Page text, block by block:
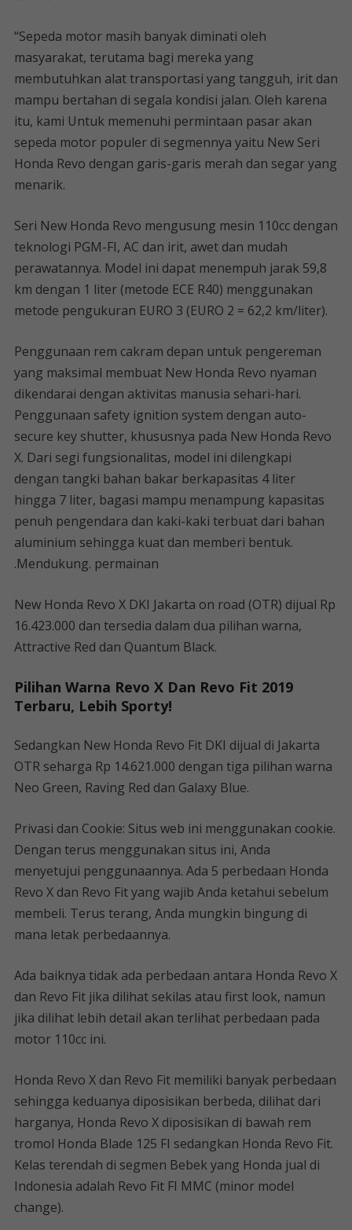
“Sepeda motor masih banyak diminati oleh
masyarakat, terutama bagi mereka yang
membutuhkan alat transportasi yang tangguh, irit dan
mampu bertahan di segala kondisi jalan. Oleh karena
itu, kami Untuk memenuhi permintaan pasar akan
sepeda motor populer di segmennya yaitu New Seri
Honda Revo dengan garis-garis merah dan segar yang
menarik.
Seri New Honda Revo mengusung mesin 110cc dengan
teknologi PGM-FI, AC dan irit, awet dan mudah
perawatannya. Model ini dapat menempuh jarak 59,8
km dengan 1 liter (metode ECE R40) menggunakan
metode pengukuran EURO 3 (EURO 2 = 62,2 km/liter).
Penggunaan rem cakram depan untuk pengereman
yang maksimal membuat New Honda Revo nyaman
dikendarai dengan aktivitas manusia sehari-hari.
Penggunaan safety ignition system dengan auto-
secure key shutter, khususnya pada New Honda Revo
X. Dari segi fungsionalitas, model ini dilengkapi
dengan tangki bahan bakar berkapasitas 4 liter
hingga 7 liter, bagasi mampu menampung kapasitas
penuh pengendara dan kaki-kaki terbuat dari bahan
aluminium sehingga kuat dan memberi bentuk.
.Mendukung. permainan
New Honda Revo X DKI Jakarta on road (OTR) dijual Rp
16.423.000 dan tersedia dalam dua pilihan warna,
Attractive Red dan Quantum Black.
Pilihan Warna Revo X Dan Revo Fit 2019
Terbaru, Lebih Sporty!
Sedangkan New Honda Revo Fit DKI dijual di Jakarta
OTR seharga Rp 14.621.000 dengan tiga pilihan warna
Neo Green, Raving Red dan Galaxy Blue.
Privasi dan Cookie: Situs web ini menggunakan cookie.
Dengan terus menggunakan situs ini, Anda
menyetujui penggunaannya. Ada 5 perbedaan Honda
Revo X dan Revo Fit yang wajib Anda ketahui sebelum
membeli. Terus terang, Anda mungkin bingung di
mana letak perbedaannya.
Ada baiknya tidak ada perbedaan antara Honda Revo X
dan Revo Fit jika dilihat sekilas atau first look, namun
jika dilihat lebih detail akan terlihat perbedaan pada
motor 110cc ini.
Honda Revo X dan Revo Fit memiliki banyak perbedaan
sehingga keduanya diposisikan berbeda, dilihat dari
harganya, Honda Revo X diposisikan di bawah rem
tromol Honda Blade 125 FI sedangkan Honda Revo Fit.
Kelas terendah di segmen Bebek yang Honda jual di
Indonesia adalah Revo Fit FI MMC (minor model
change).